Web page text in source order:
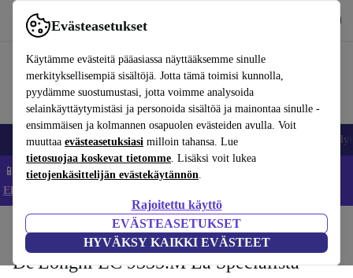
Evästeasetukset
Käytämme evästeitä pääasiassa näyttääksemme sinulle
merkityksellisempiä sisältöjä. Jotta tämä toimisi kunnolla,
pyydämme suostumustasi, jotta voimme analysoida
selainkäyttäytymistäsi ja personoida sisältöä ja mainontaa sinulle -
ensimmäisen ja kolmannen osapuolen evästeiden avulla. Voit
muuttaa evästeasetuksiasi milloin tahansa. Lue
tietosuojaa koskevat tietomme. Lisäksi voit lukea
tietojenkäsittelijän evästekäytännön.
Rajoitettu käyttö
EVÄSTEASETUKSET
HYVÄKSY KAIKKI EVÄSTEET
Käytä refurbed-palvelua nopeasti ja helposti
Matkapuhelimet ja älypuhelimet Kannettavat tietokoneet
📱 Säästä 5 % LISÄÄ iPhoneista – Koodi: IPHONEDEAL –
Ehdot ja säännöt
Juomat Kahvi
De'Longhi EC 9335.M La Specialista